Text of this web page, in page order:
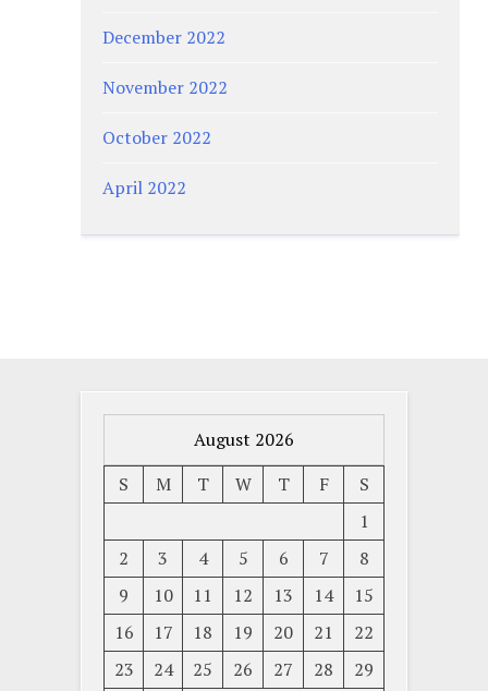
December 2022
November 2022
October 2022
April 2022
August 2026
S
M T W T F
S
1
2
3 4 5 6 7
8
9
10 11 12 13 14
15
16
17 18 19 20 21
22
23
24 25 26 27 28 29